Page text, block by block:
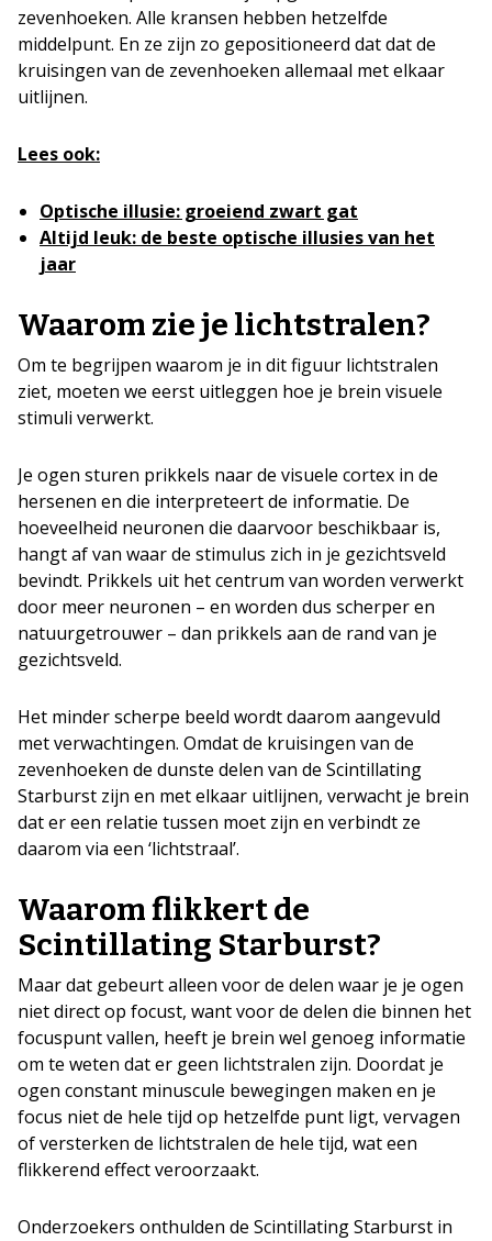
zevenhoeken. Alle kransen hebben hetzelfde
middelpunt. En ze zijn zo gepositioneerd dat dat de
kruisingen van de zevenhoeken allemaal met elkaar
uitlijnen.
Lees ook:
Optische illusie: groeiend zwart gat
Altijd leuk: de beste optische illusies van het
jaar
Waarom zie je lichtstralen?
Om te begrijpen waarom je in dit figuur lichtstralen
ziet, moeten we eerst uitleggen hoe je brein visuele
stimuli verwerkt.
Je ogen sturen prikkels naar de visuele cortex in de
hersenen en die interpreteert de informatie. De
hoeveelheid neuronen die daarvoor beschikbaar is,
hangt af van waar de stimulus zich in je gezichtsveld
bevindt. Prikkels uit het centrum van worden verwerkt
door meer neuronen – en worden dus scherper en
natuurgetrouwer – dan prikkels aan de rand van je
gezichtsveld.
Het minder scherpe beeld wordt daarom aangevuld
met verwachtingen. Omdat de kruisingen van de
zevenhoeken de dunste delen van de Scintillating
Starburst zijn en met elkaar uitlijnen, verwacht je brein
dat er een relatie tussen moet zijn en verbindt ze
daarom via een ‘lichtstraal’.
Waarom flikkert de
Scintillating Starburst?
Maar dat gebeurt alleen voor de delen waar je je ogen
niet direct op focust, want voor de delen die binnen het
focuspunt vallen, heeft je brein wel genoeg informatie
om te weten dat er geen lichtstralen zijn. Doordat je
ogen constant minuscule bewegingen maken en je
focus niet de hele tijd op hetzelfde punt ligt, vervagen
of versterken de lichtstralen de hele tijd, wat een
flikkerend effect veroorzaakt.
Onderzoekers onthulden de Scintillating Starburst in